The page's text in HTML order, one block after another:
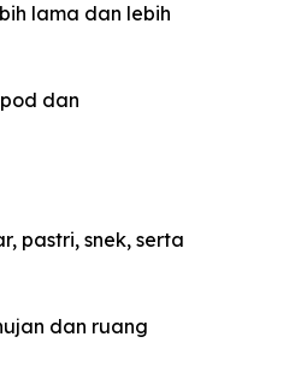
lama dan lebih
dan
pastri, snek, serta
dan ruang